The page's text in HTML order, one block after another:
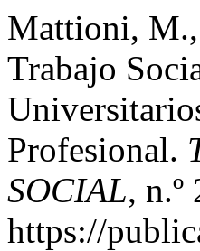
Mattioni, M.,
Trabajo
Profesional.
SOCIAL, n.º
https://